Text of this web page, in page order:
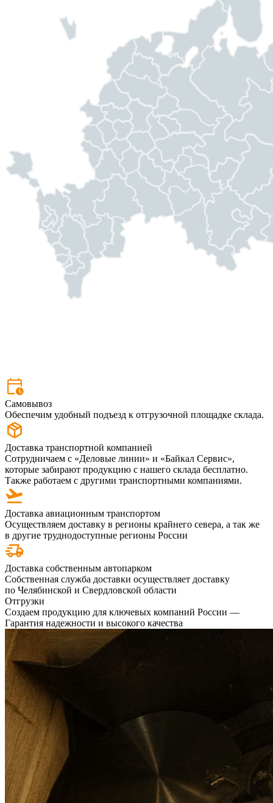
Самовывоз
Обеспечим удобный подъезд к отгрузочной площадке склада.
Доставка транспортной компанией
Сотрудничаем с «Деловые линии» и «Байкал Сервис»,
которые забирают продукцию с нашего склада бесплатно.
Также работаем с другими транспортными компаниями.
Доставка авиационным транспортом
Осуществляем доставку в регионы крайнего севера, а так же
в другие труднодоступные регионы России
Доставка собственным автопарком
Собственная служба доставки осуществляет доставку
по Челябинской и Свердловской области
Отгрузки
Создаем продукцию для ключевых компаний России —
Гарантия надежности и высокого качества